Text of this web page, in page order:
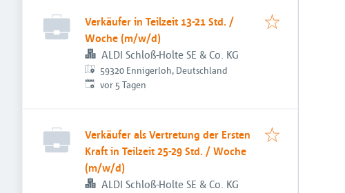
Verkäufer in Teilzeit 13-21 Std. /
Woche (m/w/d)
ALDI Schloß-Holte SE & Co. KG
59320 Ennigerloh, Deutschland
Veröffentlicht:
vor 5 Tagen
Verkäufer als Vertretung der Ersten
Kraft in Teilzeit 25-29 Std. / Woche
(m/w/d)
ALDI Schloß-Holte SE & Co. KG